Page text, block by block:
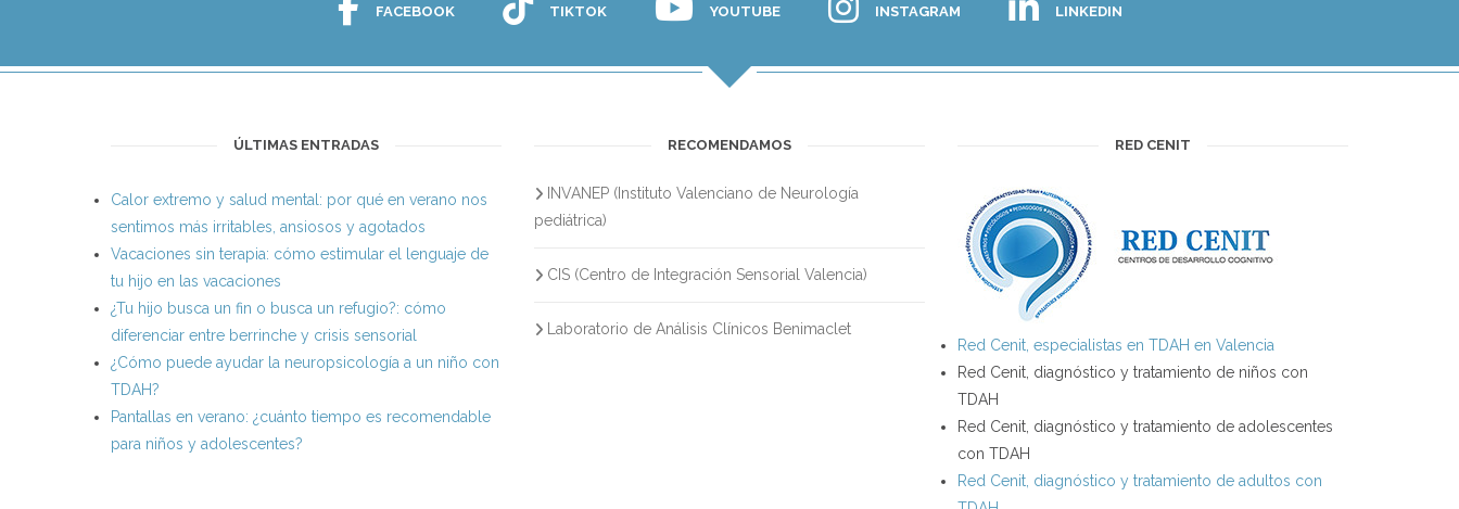
FACEBOOK TIKTOK YOUTUBE INSTAGRAM LINKEDIN
ÚLTIMAS ENTRADAS
Calor extremo y salud mental: por qué en verano nos
sentimos más irritables, ansiosos y agotados
Vacaciones sin terapia: cómo estimular el lenguaje de
tu hijo en las vacaciones
¿Tu hijo busca un fin o busca un refugio?: cómo
diferenciar entre berrinche y crisis sensorial
¿Cómo puede ayudar la neuropsicología a un niño con
TDAH?
Pantallas en verano: ¿cuánto tiempo es recomendable
para niños y adolescentes?
RECOMENDAMOS
INVANEP (Instituto Valenciano de Neurología
pediátrica)
CIS (Centro de Integración Sensorial Valencia)
Laboratorio de Análisis Clínicos Benimaclet
RED CENIT
Red Cenit, especialistas en TDAH en Valencia
Red Cenit, diagnóstico y tratamiento de niños con
TDAH
Red Cenit, diagnóstico y tratamiento de adolescentes
con TDAH
Red Cenit, diagnóstico y tratamiento de adultos con